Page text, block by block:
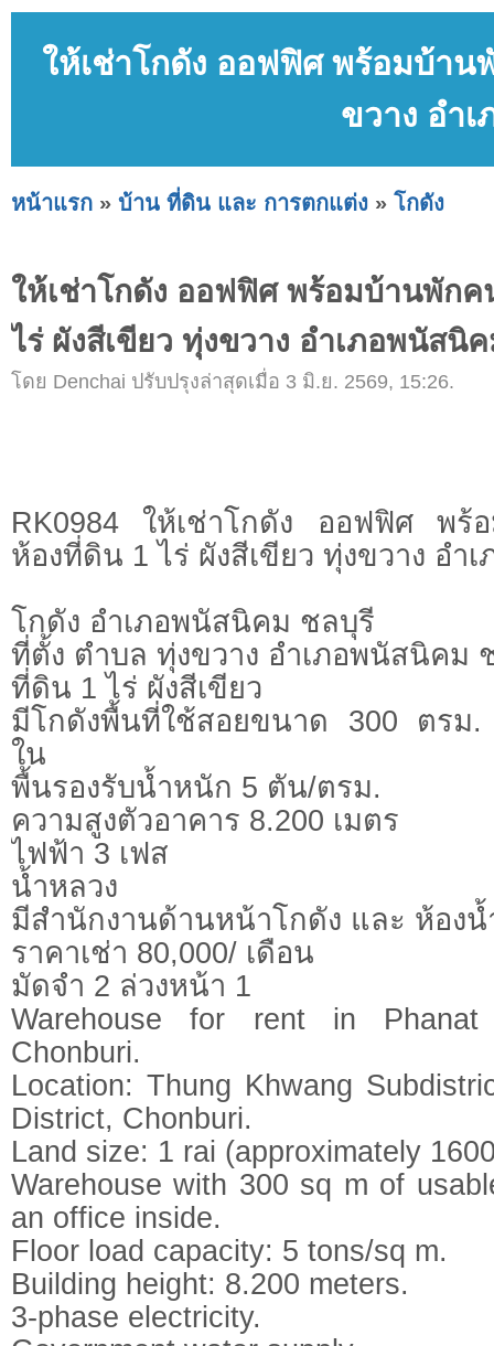
ให้เช่าโกดัง ออฟฟิศ พร้อมบ้าน
ขวาง อำ
หน้าแรก » บ้าน ที่ดิน และ การตกแต่ง » โกดัง
ให้เช่าโกดัง ออฟฟิศ พร้อมบ้านพัก
ไร่ ผังสีเขียว ทุ่งขวาง อำเภอพนัสนิ
โดย Denchai ปรับปรุงล่าสุดเมื่อ 3 มิ.ย. 2569, 15:26.
RK0984 ให้เช่าโกดัง ออฟฟิศ พร้
ห้องที่ดิน 1 ไร่ ผังสีเขียว ทุ่งขวาง อำ
โกดัง อำเภอพนัสนิคม ชลบุรี
ที่ตั้ง ตำบล ทุ่งขวาง อำเภอพนัสนิคม
ที่ดิน 1 ไร่ ผังสีเขียว
มีโกดังพื้นที่ใช้สอยขนาด 300 ตรม
ใน
พื้นรองรับน้ำหนัก 5 ตัน/ตรม.
ความสูงตัวอาคาร 8.200 เมตร
ไฟฟ้า 3 เฟส
น้ำหลวง
มีสำนักงานด้านหน้าโกดัง และ ห้องน้
ราคาเช่า 80,000/ เดือน
มัดจำ 2 ล่วงหน้า 1
Warehouse for rent in Phanat
Chonburi.
Location: Thung Khwang
District, Chonburi.
Land size: 1 rai (approximately
Warehouse with 300 sq m of
an office inside.
Floor load capacity: 5 tons/sq m.
Building height: 8.200 meters.
3-phase electricity.